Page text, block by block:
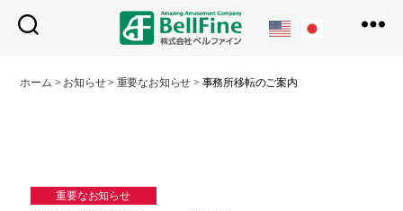
フ
ホーム > お知らせ> 重要なお知らせ > 事務所移転のご案内
重要なお知らせ